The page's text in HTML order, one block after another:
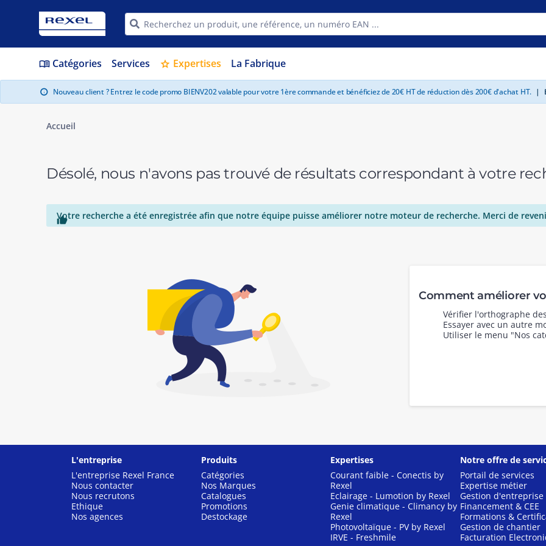
menu_book Catégories Services star Expertises La Fabrique
info Nouveau client ? Entrez le code promo BIENV202 valable pour votre 1ère commande et bénéficiez de 20€ HT de réduction dès 200€ d'achat HT. |
Accueil
Désolé, nous n'avons pas trouvé de résultats correspondant à votre

Votre recherche a été enregistrée afin que notre équipe puisse améliorer notre moteur de recherche. Merci de
Comment améliorer
Vérifier l'orthographe
Essayer avec un autre
Utiliser le menu "Nos
L'entreprise
L'entreprise Rexel France
Nous contacter
Nous recrutons
Ethique
Nos agences
Produits
Catégories
Nos Marques
Catalogues
Promotions
Destockage
Expertises
Courant faible - Conectis by
Rexel
Eclairage - Lumotion by Rexel
Genie climatique - Climancy by
Rexel
Photovoltaïque - PV by Rexel
IRVE - Freshmile
Notre offre de
Portail de services
Expertise métier
Gestion d'entreprise
Financement & CEE
Formations &
Gestion de chantier
Facturation